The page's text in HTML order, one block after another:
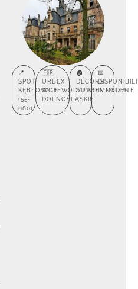
📍
SPOT
KĘBŁOWICE
(55-
080)
🇫🇷
URBEX
WOJEWÓDZTWO
DOLNOŚLĄSKIE
🏚️
DÉCORS
AUTHENTIQUES
📅
IMMÉDIATE